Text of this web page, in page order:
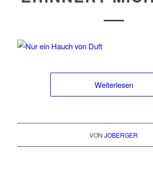
Weiterlesen
VONJOBERGER